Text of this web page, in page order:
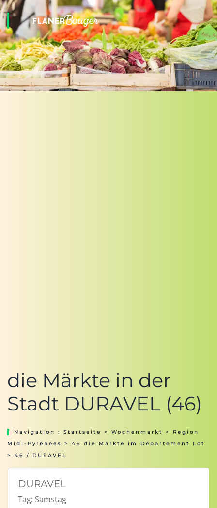
die Märkte in der
Stadt DURAVEL (46)
Navigation : Startseite > Wochenmarkt > Region
Midi-Pyrénées
> 46 die Märkte im Département Lot
> 46 / DURAVEL
DURAVEL
Tag: Samstag